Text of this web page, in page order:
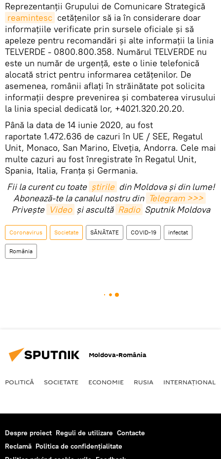
Reprezentanții Grupului de Comunicare Strategică
reamintesc cetățenilor să ia în considerare doar
informațiile verificate prin sursele oficiale și să
apeleze pentru recomandări și alte informații la linia
TELVERDE - 0800.800.358. Numărul TELVERDE nu
este un număr de urgență, este o linie telefonică
alocată strict pentru informarea cetățenilor. De
asemenea, românii aflați în străinătate pot solicita
informații despre prevenirea și combaterea virusului
la linia special dedicată lor, +4021.320.20.20.
Până la data de 14 iunie 2020, au fost
raportate 1.472.636 de cazuri în UE / SEE, Regatul
Unit, Monaco, San Marino, Elveția, Andorra. Cele mai
multe cazuri au fost înregistrate în Regatul Unit,
Spania, Italia, Franţa și Germania.
Fii la curent cu toate știrile din Moldova și din lume!
Abonează-te la canalul nostru din Telegram >>>
Privește Video și ascultă Radio Sputnik Moldova
Coronavirus Societate SĂNĂTATE COVID-19 infectat
România
Moldova-România
POLITICĂ SOCIETATE ECONOMIE RUSIA INTERNAŢIONAL
Despre proiect Reguli de utilizare Contacte
Reclamă Politica de confidențialitate